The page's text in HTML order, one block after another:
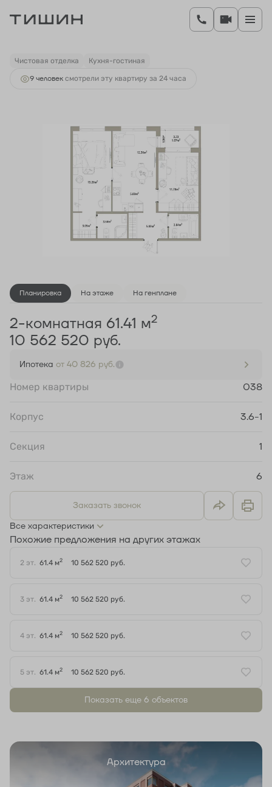
2-комнатная61.41 м 10 562 520 руб.
Ипотекаот 40 826 руб.
Чистовая отделка Кухня-гостиная
9 человек смотрели эту квартиру за 24 часа
Планировка На этаже На генплане
2-комнатная 61.41 м2
10 562 520 руб.
Ипотека от 40 826 руб.
Номер квартиры 038
Корпус 3.6-1
Секция 1
Этаж 6
Заказать звонок
Все характеристики
Похожие предложения на других этажах
2 эт. 61.4 м2 10 562 520 руб.
3 эт. 61.4 м2 10 562 520 руб.
4 эт. 61.4 м2 10 562 520 руб.
5 эт. 61.4 м2 10 562 520 руб.
Показать еще 6 объектов
Архитектура